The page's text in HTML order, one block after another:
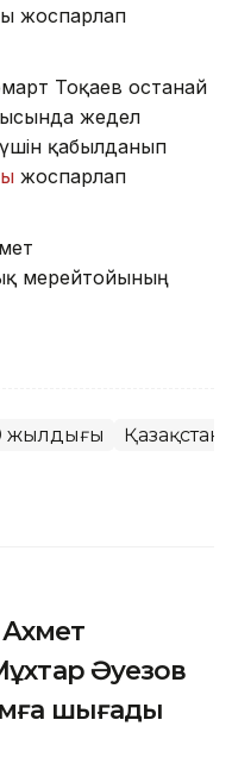
жоспарлап
Тоқаев Қостанай
жедел
қабылданып
жоспарлап
мерейтойының
жылдығы Қазақстан
Әуезов
шығады